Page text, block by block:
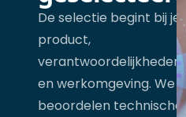
De selectie begint bij je
product,
verantwoordelijkheden
en werkomgeving. We
beoordelen technische